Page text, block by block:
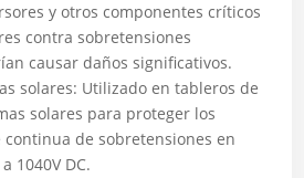
y otros componentes críticos
contra sobretensiones
causar daños significativos.
solares: Utilizado en tableros de
solares para proteger los
de sobretensiones en
1040V DC.